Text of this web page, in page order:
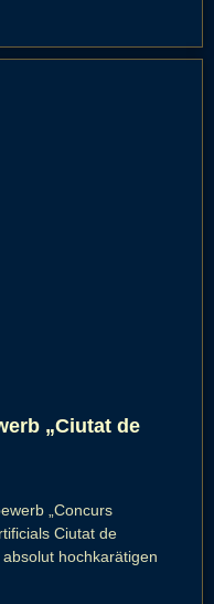
„Ciutat de
„Concurs
Ciutat de
hochkarätigen